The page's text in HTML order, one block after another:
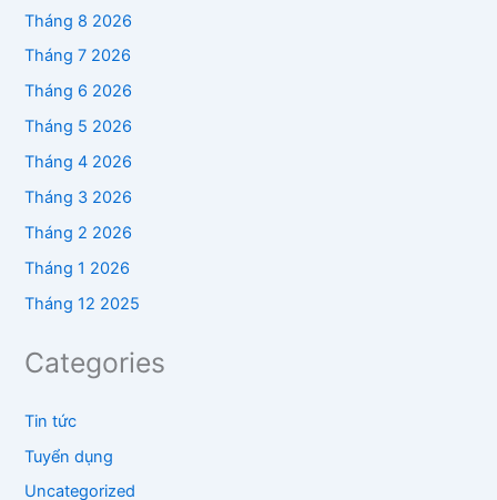
Tháng 8 2026
Tháng 7 2026
Tháng 6 2026
Tháng 5 2026
Tháng 4 2026
Tháng 3 2026
Tháng 2 2026
Tháng 1 2026
Tháng 12 2025
Categories
Tin tức
Tuyển dụng
Uncategorized